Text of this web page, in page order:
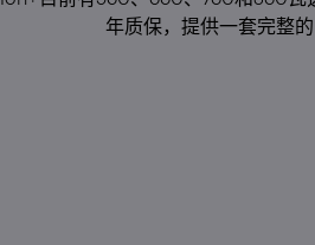
年质保，提供一套完整